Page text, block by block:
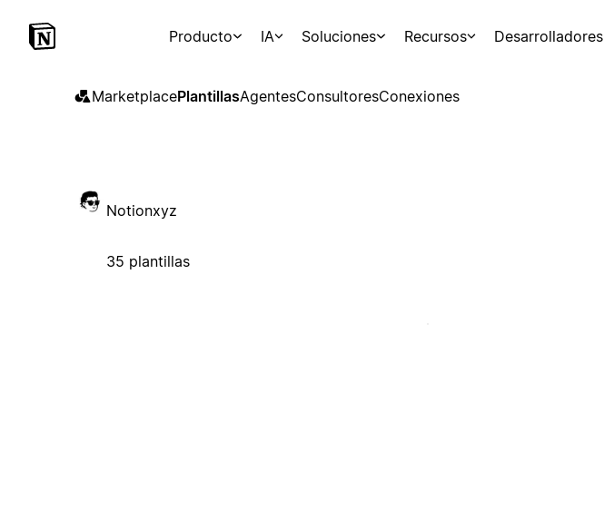
Producto IA Soluciones Recursos Desarrolladores
MarketplacePlantillasAgentesConsultoresConexiones
Notionxyz
35 plantillas